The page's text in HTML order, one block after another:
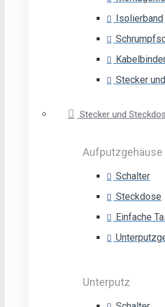
Isolierband
Stecker
Stecker und
Aufputzgehäuse
Schalter
Steckdose
Einfache
Unterputz